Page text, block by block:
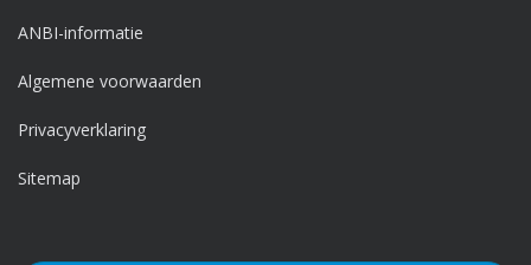
ANBI-informatie
Algemene voorwaarden
Privacyverklaring
Sitemap